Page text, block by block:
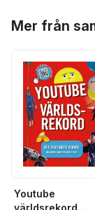
Mer från
Youtube
världsrekord